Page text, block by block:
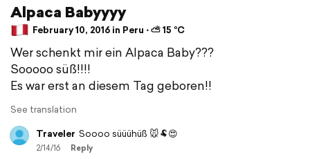
Alpaca Babyyyy
February 10, 2016 in Peru ⋅ ⛅ 15 °C
Wer schenkt mir ein Alpaca Baby???
Sooooo süß!!!!
Es war erst an diesem Tag geboren!!
See translation
Traveler Soooo süüühüß 🐭🐏😍
2/14/16 Reply